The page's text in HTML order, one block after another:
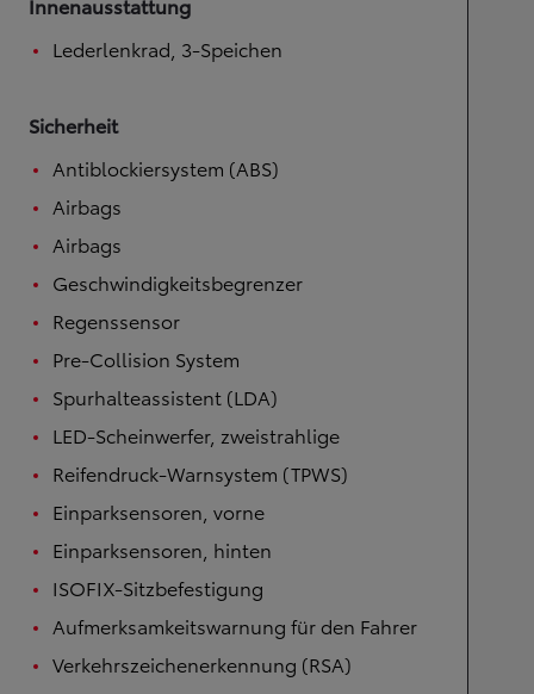
Lederlenkrad, 3-Speichen
Sicherheit
Antiblockiersystem (ABS)
Airbags
Airbags
Geschwindigkeitsbegrenzer
Regenssensor
Pre-Collision System
Spurhalteassistent (LDA)
LED-Scheinwerfer, zweistrahlige
Reifendruck-Warnsystem (TPWS)
Einparksensoren, vorne
Einparksensoren, hinten
ISOFIX-Sitzbefestigung
Aufmerksamkeitswarnung für den Fahrer
Verkehrszeichenerkennung (RSA)